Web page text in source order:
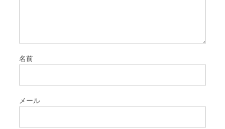
名前
メール